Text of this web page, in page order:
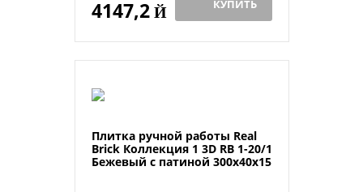
4147,2Й КУПИТЬ
Плитка ручной работы Real
Brick Коллекция 1 3D RB 1-20/1
Бежевый с патиной 300х40х15